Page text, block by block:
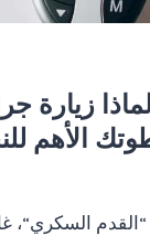
زيارة
الأهم
السكري“،